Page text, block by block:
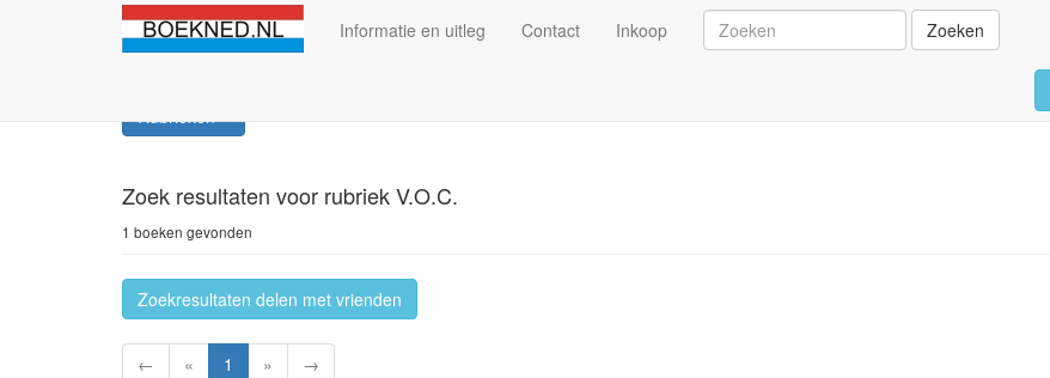
Informatie en uitleg Contact Inkoop Zoeken
Rubrieken
Zoek resultaten voor rubriek V.O.C.
1 boeken gevonden
Zoekresultaten delen met vrienden
← « 1 » →